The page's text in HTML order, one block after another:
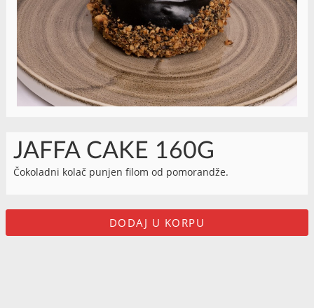
JAFFA CAKE 160G
Čokoladni kolač punjen filom od pomorandže.
DODAJ U KORPU